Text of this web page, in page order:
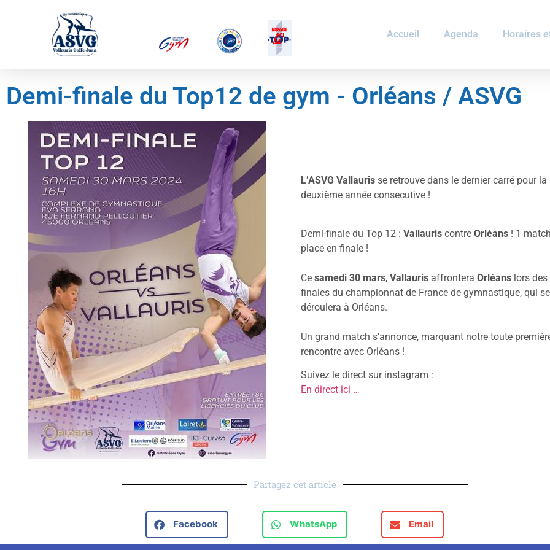
Accueil Agenda Horaires
Demi-finale du Top12 de gym - Orléans / ASVG
L’ASVG Vallauris se retrouve dans le dernier carré pour la
deuxième année consecutive !
Demi-finale du Top 12 : Vallauris contre Orléans ! 1
place en finale !
Ce samedi 30 mars, Vallauris affrontera Orléans lors des
finales du championnat de France de gymnastique, qui se
déroulera à Orléans.
Un grand match s’annonce, marquant notre toute
rencontre avec Orléans !
Suivez le direct sur instagram :
En direct ici …
Partagez cet article
Facebook WhatsApp Email